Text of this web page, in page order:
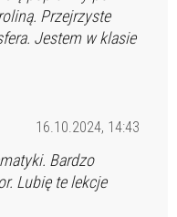
Przejrzyste
Jestem w klasie
16.10.2024, 14:43
Bardzo
Lubię te lekcje